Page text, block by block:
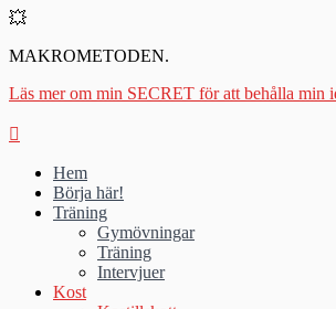
💥
MAKROMETODEN.
Läs mer om min SECRET för att behålla min
Hem
Börja här!
Träning
Gymövningar
Träning
Intervjuer
Kost